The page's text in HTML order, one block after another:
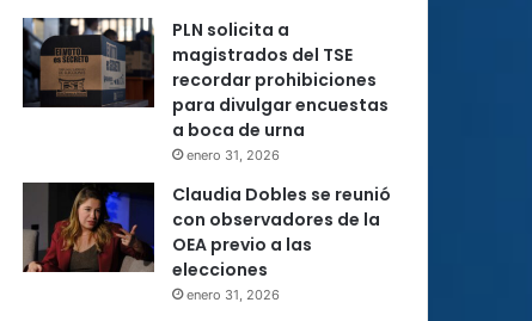
PLN solicita a
magistrados del TSE
recordar prohibiciones
para divulgar encuestas
a boca de urna
enero 31, 2026
Claudia Dobles se reunió
con observadores de la
OEA previo a las
elecciones
enero 31, 2026